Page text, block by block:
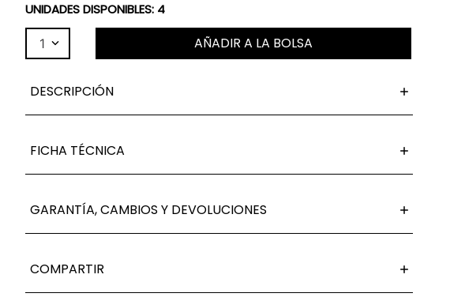
UNIDADES DISPONIBLES: 4
1 AÑADIR A LA BOLSA
DESCRIPCIÓN
FICHA TÉCNICA
GARANTÍA, CAMBIOS Y DEVOLUCIONES
COMPARTIR